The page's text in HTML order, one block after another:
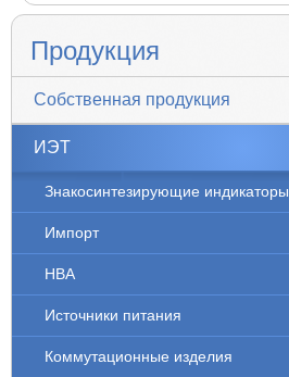
Продукция
Собственная продукция
ИЭТ
Знакосинтезирующие индикаторы
Импорт
НВА
Источники питания
Коммутационные изделия